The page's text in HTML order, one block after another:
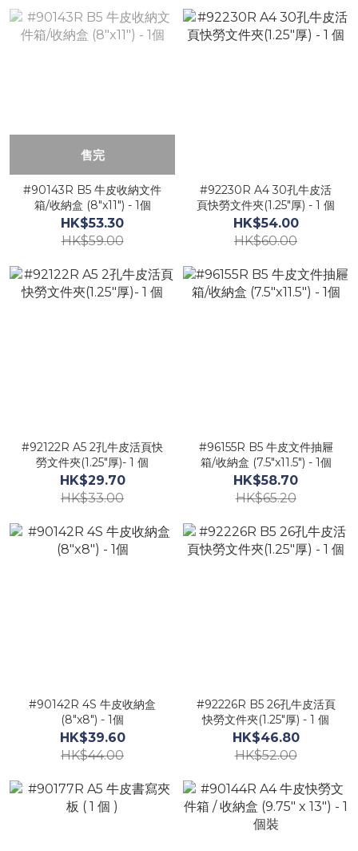
售完
#90143R B5 牛皮收納文件
箱/收納盒 (8"x11") - 1個
HK$53.30
HK$59.00
#92230R A4 30孔牛皮活
頁快勞文件夾(1.25"厚) - 1 個
HK$54.00
HK$60.00
#92122R A5 2孔牛皮活頁快
勞文件夾(1.25"厚)- 1 個
HK$29.70
HK$33.00
#96155R B5 牛皮文件抽屜
箱/收納盒 (7.5"x11.5") - 1個
HK$58.70
HK$65.20
#90142R 4S 牛皮收納盒
(8"x8") - 1個
HK$39.60
HK$44.00
#92226R B5 26孔牛皮活頁
快勞文件夾(1.25"厚) - 1 個
HK$46.80
HK$52.00